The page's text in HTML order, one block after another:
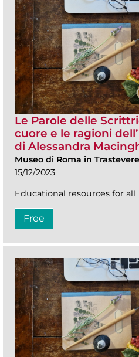
Le Parole delle
cuore e le ragioni
di Alessandra
Museo di Roma in Trastevere
15/12/2023
Educational resources for all
Free